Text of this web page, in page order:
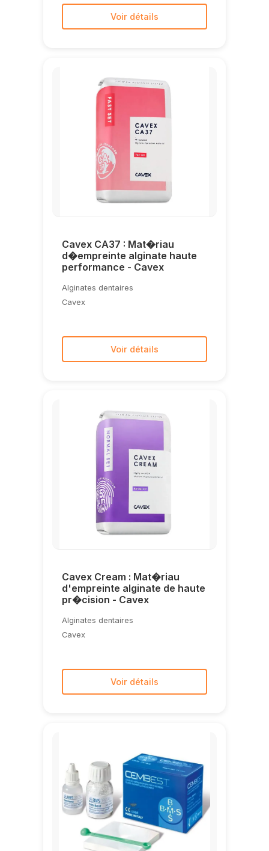
Voir détails
Cavex CA37 : Mat�riau
d�empreinte alginate haute
performance - Cavex
Alginates dentaires
Cavex
Voir détails
Cavex Cream : Mat�riau
d'empreinte alginate de haute
pr�cision - Cavex
Alginates dentaires
Cavex
Voir détails